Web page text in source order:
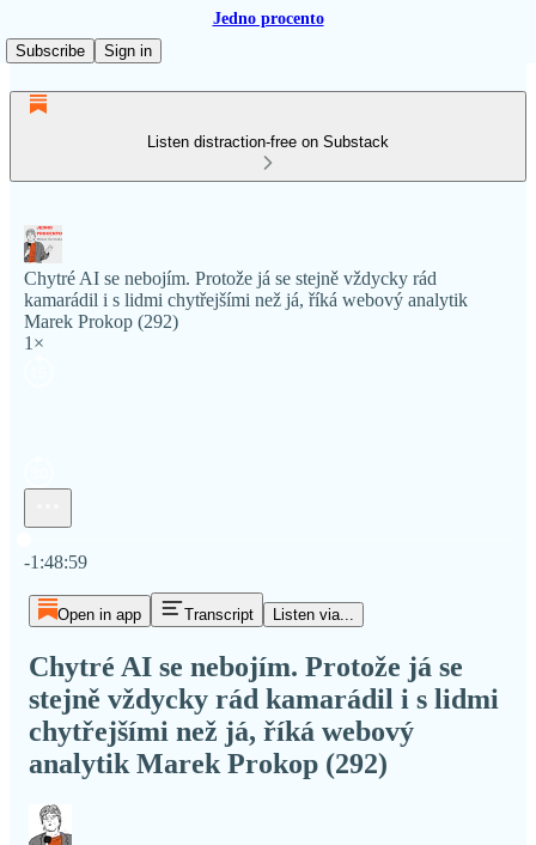
Jedno procento
Subscribe
Sign in
Listen distraction-free on Substack
Chytré AI se nebojím. Protože já se stejně vždycky rád
kamarádil i s lidmi chytřejšími než já, říká webový analytik
Marek Prokop (292)
1×
-1:48:59
Open in app Transcript Listen via...
Chytré AI se nebojím. Protože já se
stejně vždycky rád kamarádil i s lidmi
chytřejšími než já, říká webový
analytik Marek Prokop (292)